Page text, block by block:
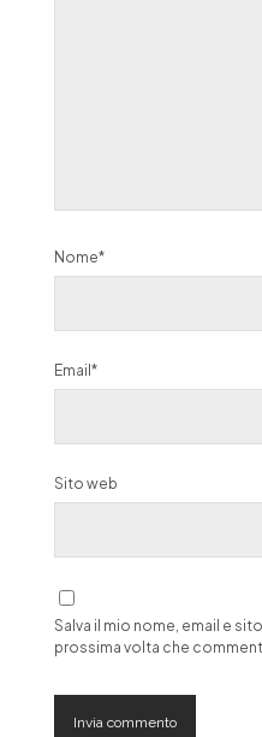
Nome*
Email*
Sito web
Salva il mio nome, email e
prossima volta che